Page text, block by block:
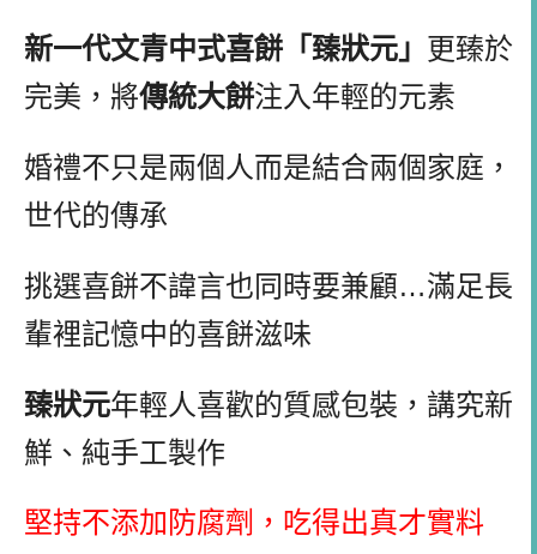
新一代文青中式喜餅「臻狀元」 更臻於
完美，將傳統大餅注入年輕的元素
婚禮不只是兩個人而是結合兩個家庭，
世代的傳承
挑選喜餅不諱言也同時要兼顧…滿足長
輩裡記憶中的喜餅滋味
臻狀元年輕人喜歡的質感包裝，講究新
鮮、純手工製作
堅持不添加防腐劑，吃得出真才實料